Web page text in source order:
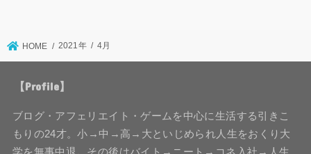
HOME 2021年 4月
【Profile】
ブログ・アフェリエイト・ゲームを中心に生活する引きこ
もりの24才。小→中→高→大といじめられ人生をおくり大
学を無事中退。その後はバイト→ニート→コネ入社→人生